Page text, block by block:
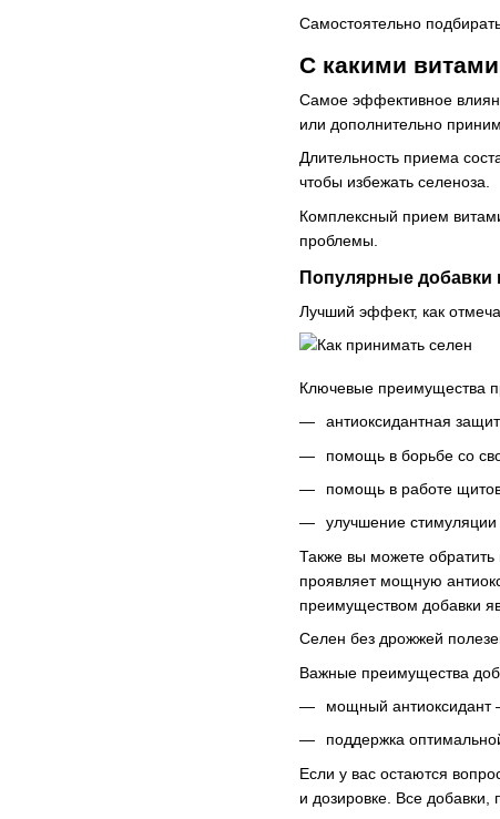
Самостоятельно
С какими
Самое эффективное
или дополнительно
Длительность приема
чтобы избежать селеноза.
Комплексный прием
проблемы.
Популярные добавки
Лучший эффект, как
Ключевые преимущества
антиоксидантная
помощь в борьбе со
помощь в работе
улучшение стимуляции
Также вы можете
проявляет мощную
преимуществом добавки
Селен без дрожжей
Важные преимущества
мощный антиоксидант
поддержка
Если у вас остаются
и дозировке. Все добавки,